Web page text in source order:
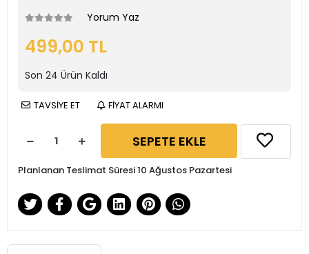
Yorum Yaz
499,00 TL
Son 24 Ürün Kaldı
TAVSİYE ET FİYAT ALARMI
SEPETE EKLE
Planlanan Teslimat Süresi 10 Ağustos Pazartesi